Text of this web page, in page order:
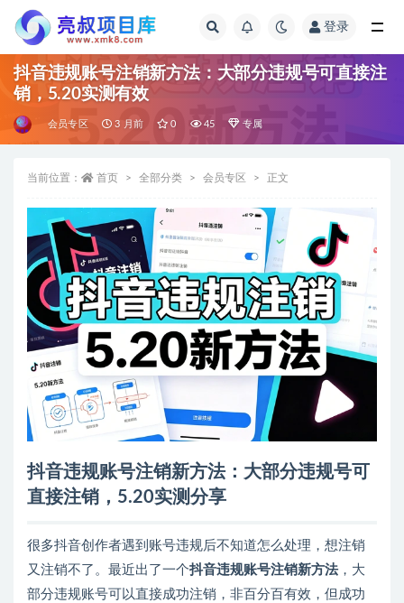
登录
抖音违规账号注销新方法：大部分违规号可直接注
销，5.20实测有效
会员专区 3 月前 0 45 专属
当前位置： 首页 全部分类 会员专区 正文
抖音违规账号注销新方法：大部分违规号可
直接注销，5.20实测分享
很多抖音创作者遇到账号违规后不知道怎么处理，想注销
又注销不了。最近出了一个抖音违规账号注销新方法，大
部分违规账号可以直接成功注销，非百分百有效，但成功